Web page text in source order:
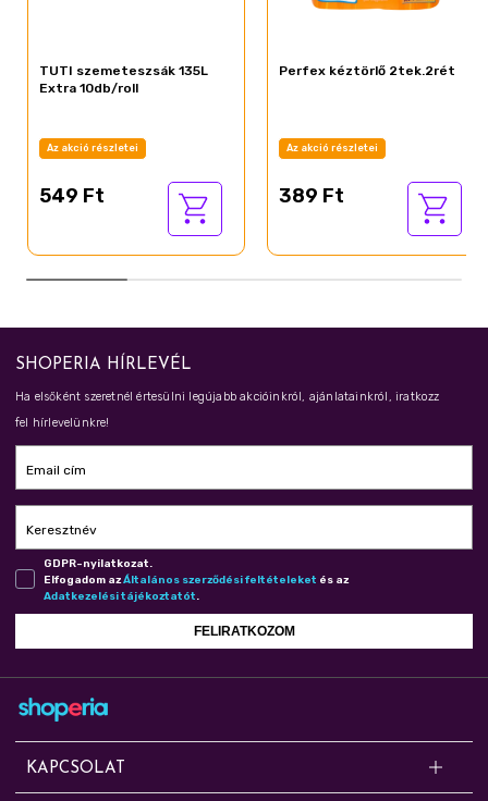
TUTI szemeteszsák 135L
Extra 10db/roll
Az akció részletei
549 Ft
Perfex kéztörlő 2tek.2rét
Az akció részletei
389 Ft
SHOPERIA HÍRLEVÉL
Ha elsőként szeretnél értesülni legújabb akcióinkról, ajánlatainkról, iratkozz
fel hírlevelünkre!
Email cím
Keresztnév
GDPR-nyilatkozat.
Elfogadom azÁl­ta­lá­nos szer­ző­dé­si fel­té­te­le­ket és az
Adat­ke­ze­lé­si tá­jé­koz­ta­tót.
FELIRATKOZOM
KAPCSOLAT